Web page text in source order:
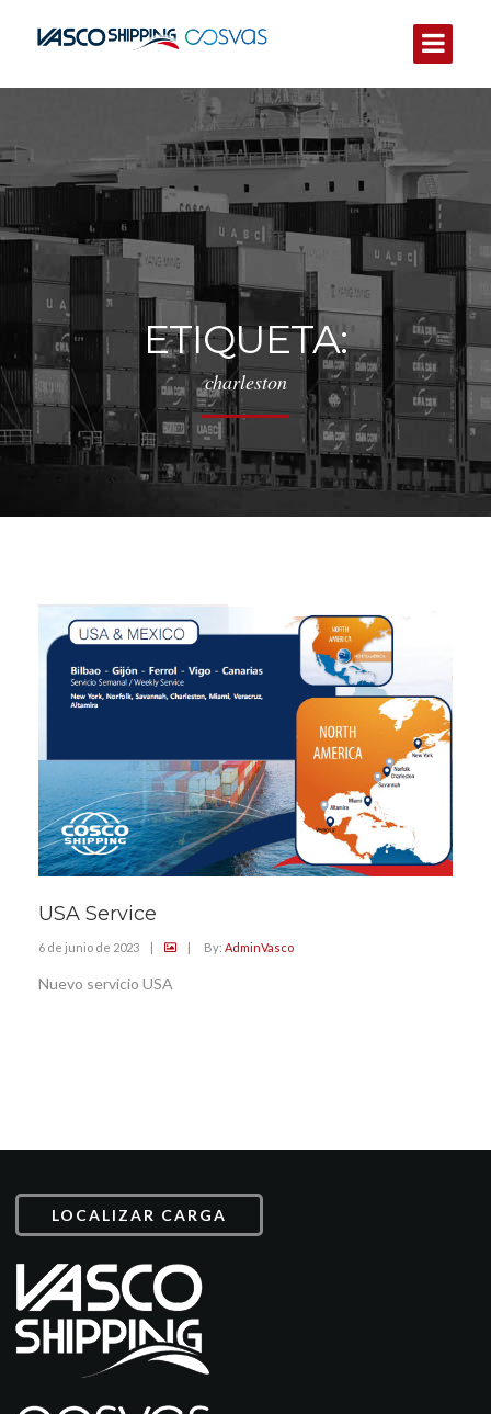
ETIQUETA:
charleston
USA Service
6 de junio de 2023 | | By: AdminVasco
Nuevo servicio USA
LOCALIZAR CARGA